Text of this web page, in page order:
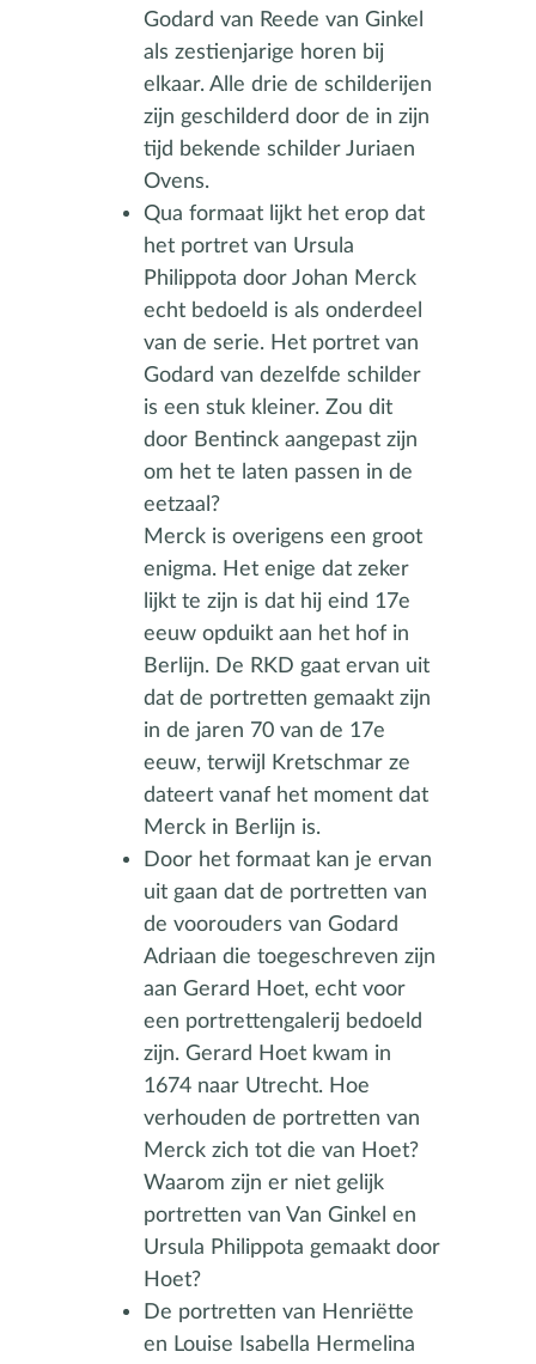
Godard van Reede van Ginkel
als zestienjarige horen bij
elkaar. Alle drie de schilderijen
zijn geschilderd door de in zijn
tijd bekende schilder Juriaen
Ovens.
Qua formaat lijkt het erop dat
het portret van Ursula
Philippota door Johan Merck
echt bedoeld is als onderdeel
van de serie. Het portret van
Godard van dezelfde schilder
is een stuk kleiner. Zou dit
door Bentinck aangepast zijn
om het te laten passen in de
eetzaal?
Merck is overigens een groot
enigma. Het enige dat zeker
lijkt te zijn is dat hij eind 17e
eeuw opduikt aan het hof in
Berlijn. De RKD gaat ervan uit
dat de portretten gemaakt zijn
in de jaren 70 van de 17e
eeuw, terwijl Kretschmar ze
dateert vanaf het moment dat
Merck in Berlijn is.
Door het formaat kan je ervan
uit gaan dat de portretten van
de voorouders van Godard
Adriaan die toegeschreven zijn
aan Gerard Hoet, echt voor
een portrettengalerij bedoeld
zijn. Gerard Hoet kwam in
1674 naar Utrecht. Hoe
verhouden de portretten van
Merck zich tot die van Hoet?
Waarom zijn er niet gelijk
portretten van Van Ginkel en
Ursula Philippota gemaakt door
Hoet?
De portretten van Henriëtte
en Louise Isabella Hermelina